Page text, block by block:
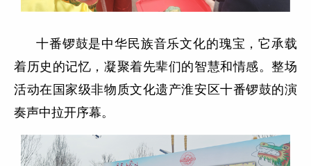
十番锣鼓是中华民族音乐文化的瑰宝，它承载
着历史的记忆，凝聚着先辈们的智慧和情感。整场
活动在国家级非物质文化遗产淮安区十番锣鼓的演
奏声中拉开序幕。